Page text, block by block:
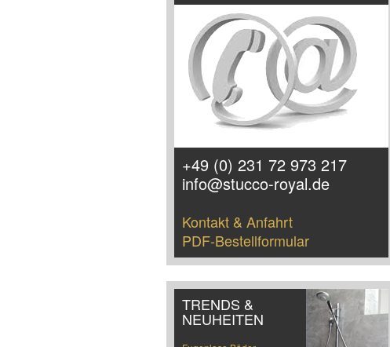
+49 (0) 231 72 973 217
info@stucco-royal.de
Kontakt & Anfahrt
PDF-Bestellformular
TRENDS &
NEUHEITEN